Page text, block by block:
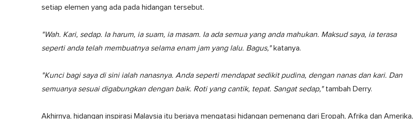
setiap elemen yang ada pada hidangan tersebut.
"Wah. Kari, sedap. Ia harum, ia suam, ia masam. Ia ada semua yang anda mahukan. Maksud saya, ia terasa
seperti anda telah membuatnya selama enam jam yang lalu. Bagus,"katanya.
"Kunci bagi saya di sini ialah nanasnya. Anda seperti mendapat sedikit pudina, dengan nanas dan kari. Dan
semuanya sesuai digabungkan dengan baik. Roti yang cantik, tepat. Sangat sedap,"tambah Derry.
Akhirnya, hidangan inspirasi Malaysia itu berjaya mengatasi hidangan pemenang dari Eropah, Afrika dan Amerika,